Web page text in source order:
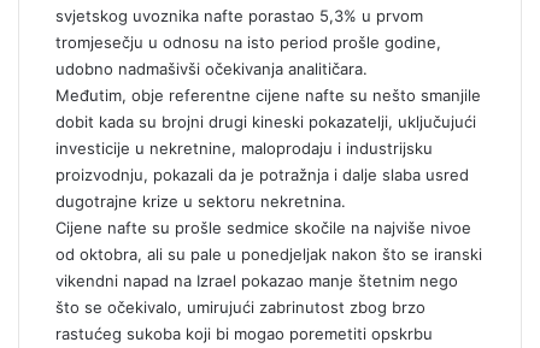
svjetskog uvoznika nafte porastao 5,3% u prvom
tromjesečju u odnosu na isto period prošle godine,
udobno nadmašivši očekivanja analitičara.
Međutim, obje referentne cijene nafte su nešto smanjile
dobit kada su brojni drugi kineski pokazatelji, uključujući
investicije u nekretnine, maloprodaju i industrijsku
proizvodnju, pokazali da je potražnja i dalje slaba usred
dugotrajne krize u sektoru nekretnina.
Cijene nafte su prošle sedmice skočile na najviše nivoe
od oktobra, ali su pale u ponedjeljak nakon što se iranski
vikendni napad na Izrael pokazao manje štetnim nego
što se očekivalo, umirujući zabrinutost zbog brzo
rastućeg sukoba koji bi mogao poremetiti opskrbu